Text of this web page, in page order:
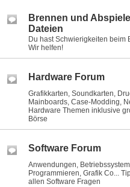
Brennen und
Dateien
Du hast Schwierigkeiten beim
Wir helfen!
Hardware Forum
Grafikkarten, Soundkarten,
Mainboards, Case-Modding,
Hardware Themen inklusive
Börse
Software Forum
Anwendungen,
Programmieren, Grafik Co...
allen Software Fragen